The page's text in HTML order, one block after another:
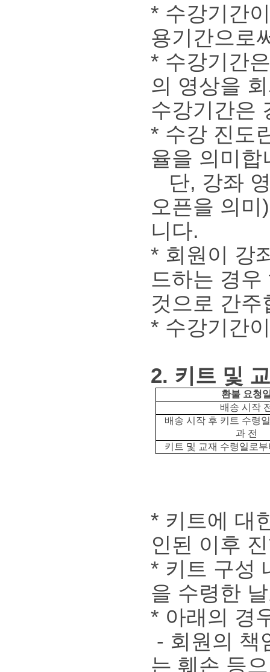
* 수강기간
용기간으로
* 수강기간
의 영상을
수강기간은
* 수강 진도
율을 의미합
단, 강좌
오픈을 의
니다.
* 회원이 강
드하는 경
것으로 간주
* 수강기간
2. 키트 및
환불 요청
배송 시작
배송 시작 후 키트 수령
과 전
키트 및 교재 수령일로
* 키트에 대
인된 이후
* 키트 구성
을 수령한
* 아래의 경
- 회원의 책
는 훼손 등